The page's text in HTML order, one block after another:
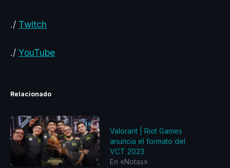
./ Twitch
./ YouTube
Relacionado
Valorant | Riot Games
anuncia el formato del
VCT 2023
En «Notas»